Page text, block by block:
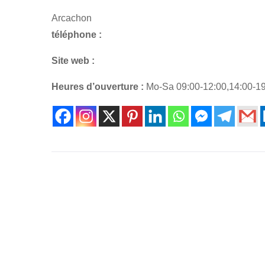
Arcachon
téléphone :
Site web :
Heures d’ouverture : Mo-Sa 09:00-12:00,14:00-